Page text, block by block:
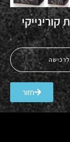
קורינייקי
לרכישה
חזור